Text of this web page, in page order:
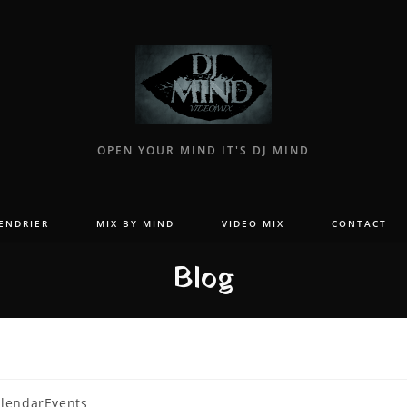
OPEN YOUR MIND IT'S DJ MIND
MIX BY MIND VIDEO MIX CONTACT
Blog